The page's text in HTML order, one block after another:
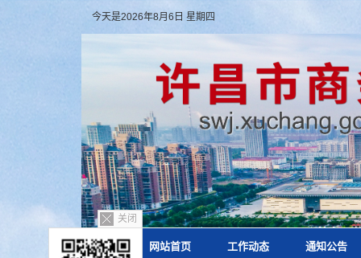
今天是2026年8月6日 星期四
网站首页 工作动态 通知公告
关闭